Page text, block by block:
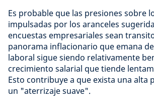
Es probable que las presiones sobre
impulsadas por los aranceles
encuestas empresariales sean
panorama inflacionario que emana
laboral sigue siendo relativamente
crecimiento salarial que tiende
Esto contribuye a que exista una alta
un "aterrizaje suave".